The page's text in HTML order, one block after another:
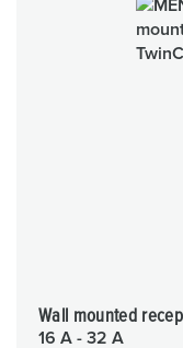
Wall mounted
16 A - 32 A